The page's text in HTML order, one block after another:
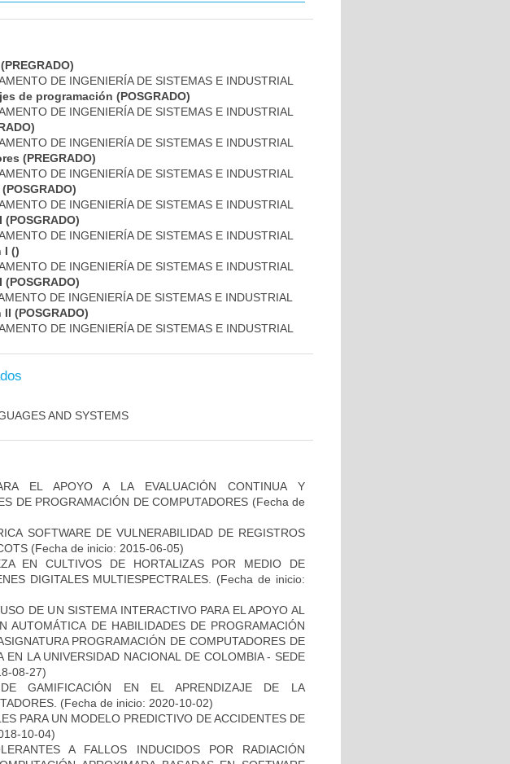
DE INGENIERÍA DE SISTEMAS E INDUSTRIAL
de programación (POSGRADO)
DE INGENIERÍA DE SISTEMAS E INDUSTRIAL
DE INGENIERÍA DE SISTEMAS E INDUSTRIAL
(PREGRADO)
DE INGENIERÍA DE SISTEMAS E INDUSTRIAL
DE INGENIERÍA DE SISTEMAS E INDUSTRIAL
DE INGENIERÍA DE SISTEMAS E INDUSTRIAL
I ()
DE INGENIERÍA DE SISTEMAS E INDUSTRIAL
DE INGENIERÍA DE SISTEMAS E INDUSTRIAL
(POSGRADO)
DE INGENIERÍA DE SISTEMAS E INDUSTRIAL
AND SYSTEMS
EL APOYO A LA EVALUACIÓN CONTINUA Y
DE PROGRAMACIÓN DE COMPUTADORES (Fecha de
SOFTWARE DE VULNERABILIDAD DE REGISTROS
(Fecha de inicio: 2015-06-05)
EN CULTIVOS DE HORTALIZAS POR MEDIO DE
DIGITALES MULTIESPECTRALES.
(Fecha de inicio:
DE UN SISTEMA INTERACTIVO PARA EL APOYO AL
AUTOMÁTICA DE HABILIDADES DE PROGRAMACIÓN
PROGRAMACIÓN DE COMPUTADORES DE
EN LA UNIVERSIDAD NACIONAL DE COLOMBIA - SEDE
08-27)
GAMIFICACIÓN EN EL APRENDIZAJE DE LA
(Fecha de inicio: 2020-10-02)
PARA UN MODELO PREDICTIVO DE ACCIDENTES DE
10-04)
A FALLOS INDUCIDOS POR RADIACIÓN